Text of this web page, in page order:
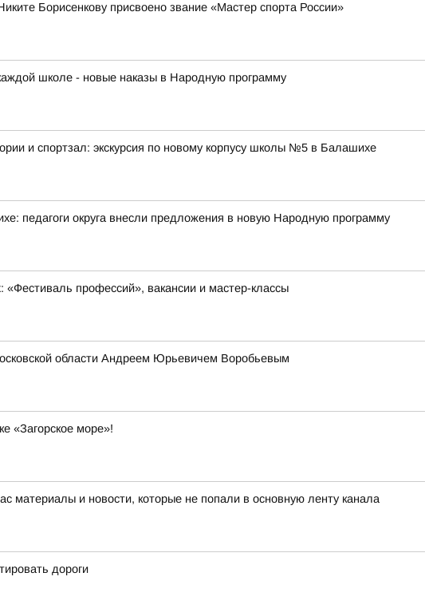
Борисенкову присвоено звание «Мастер спорта России»
школе - новые наказы в Народную программу
и спортзал: экскурсия по новому корпусу школы №5 в Балашихе
педагоги округа внесли предложения в новую Народную программу
«Фестиваль профессий», вакансии и мастер-классы
области Андреем Юрьевичем Воробьевым
«Загорское море»!
материалы и новости, которые не попали в основную ленту канала
дороги